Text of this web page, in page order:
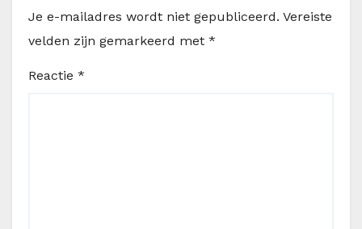
Je e-mailadres wordt niet gepubliceerd. Vereiste
velden zijn gemarkeerd met *
Reactie *